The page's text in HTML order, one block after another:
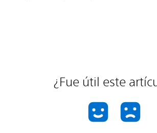
¿Fue útil este